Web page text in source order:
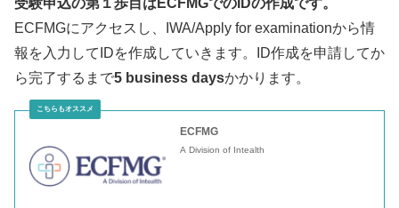
ECFMGにアクセスし、IWA/Apply for examinationから情
報を入力してIDを作成していきます。ID作成を申請してか
ら完了するまで5 business daysかかります。
ECFMG
A Division of Intealth